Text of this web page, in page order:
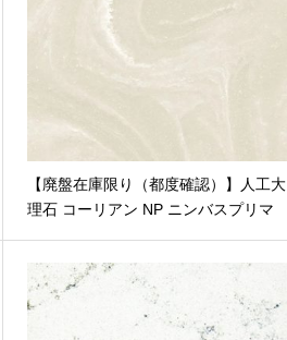
【廃盤在庫限り（都度確認）】人工大
理石 コーリアン NP ニンバスプリマ